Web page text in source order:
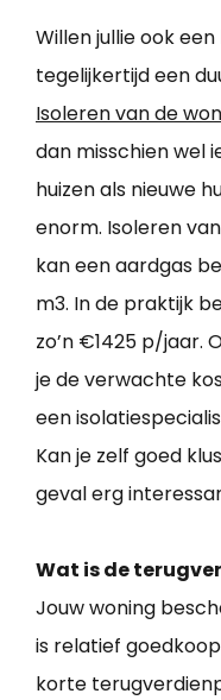
Willen jullie ook
tegelijkertijd een
Isoleren van de
dan misschien wel
huizen als nieuwe
enorm. Isoleren van
kan een aardgas
m3. In de praktijk
zo’n €1425 p/jaar.
je de verwachte
een
Kan je zelf goed
geval erg
Wat is de
Jouw woning
is relatief
korte